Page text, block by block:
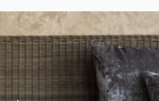
シングルサイズ×2
Wi-Fiあり（無料）